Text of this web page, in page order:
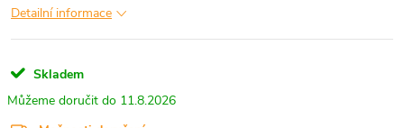
Detailní informace
Skladem
11.8.2026